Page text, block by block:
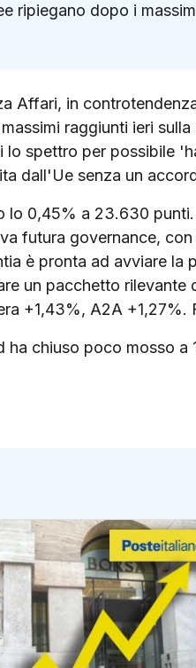
ripiegano dopo i
Affari, in
raggiunti ieri
spettro per possibile
dall'Ue senza un
lo 0,45% a 23.630
futura governance,
è pronta ad avviare
un pacchetto
+1,43%, A2A
chiuso poco mosso a